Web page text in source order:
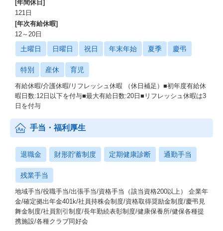
[年間休日]
121日
[年次有給休暇]
12～20日
土曜日 日曜日 祝日 年末年始 夏季 慶弔
特別 産休 育児
有給休暇/介護休暇/リフレッシュ休暇 （休日補足）■初年度有給休
暇日数:12日以下を付与■最大有給日数:20日■リフレッシュ休暇は3
日を付与
手当・福利厚生
退職金 財形貯蓄制度 定期健康診断 通勤手当
残業手当
地域手当/役職手当/出張手当/資格手当（該当資格200以上） 企業年
金/確定拠出年金401k/社員持株会制度/資格取得奨励金制度/慶弔見
舞金制度/社員割引制度/長年勤続表彰制度/健康保養所/健保各種提
携施設/各種クラブ同好会